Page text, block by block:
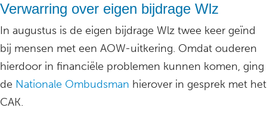
Verwarring over eigen bijdrage Wlz
In augustus is de eigen bijdrage Wlz twee keer geïnd
bij mensen met een AOW-uitkering. Omdat ouderen
hierdoor in financiële problemen kunnen komen, ging
de Nationale Ombudsman hierover in gesprek met het
CAK.